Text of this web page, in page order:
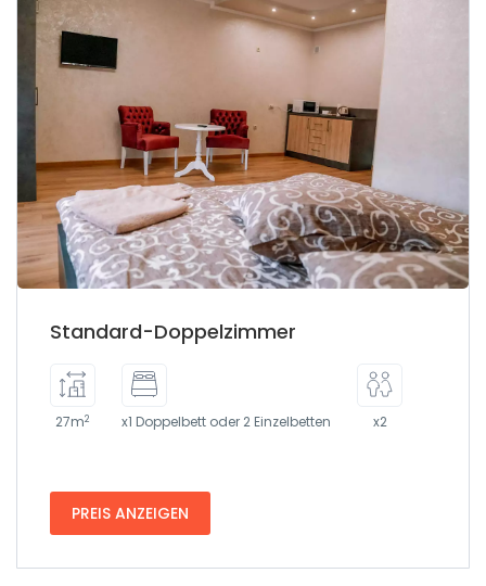
Standard-Doppelzimmer
27m2 x1 Doppelbett oder 2 Einzelbetten x2
PREIS ANZEIGEN